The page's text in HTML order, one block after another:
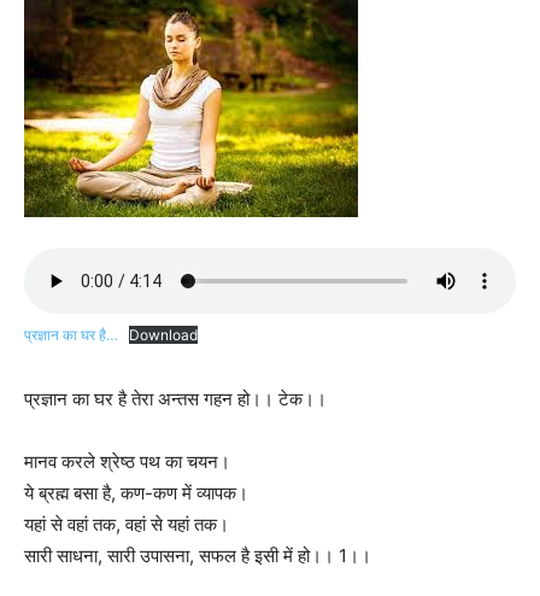
प्रज्ञान का घर है… Download
प्रज्ञान का घर है तेरा अन्तस गहन हो।। टेक।।
मानव करले श्रेष्ठ पथ का चयन।
ये ब्रह्म बसा है, कण-कण में व्यापक।
यहां से वहां तक, वहां से यहां तक।
सारी साधना, सारी उपासना, सफल है इसी में हो।। 1।।